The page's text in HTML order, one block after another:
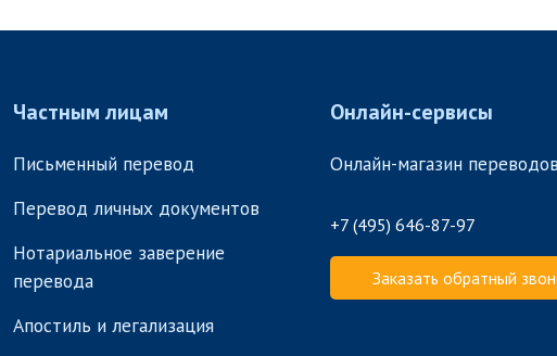
Частным лицам
Письменный перевод
Перевод личных документов
Нотариальное заверение
перевода
Апостиль и легализация
Онлайн-сервисы
Онлайн-магазин
+7 (495) 646-87-97
Заказать обратный